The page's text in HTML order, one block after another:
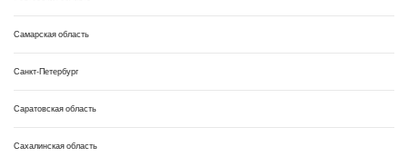
Самарская область
Санкт-Петербург
Саратовская область
Сахалинская область